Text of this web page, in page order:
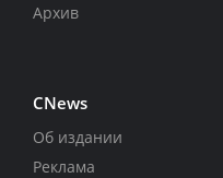
Архив
CNews
Об издании
Реклама